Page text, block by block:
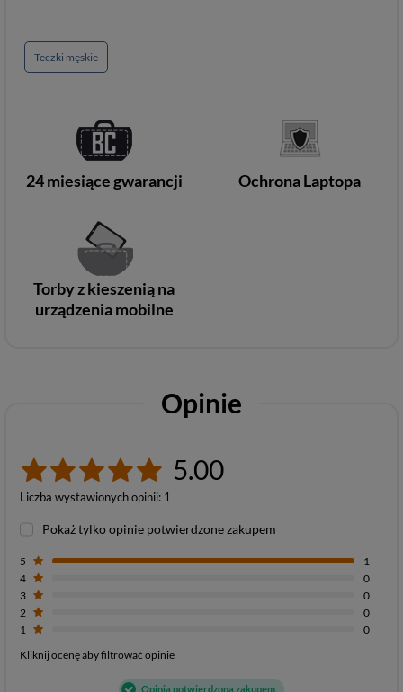
Teczki męskie
24 miesiące gwarancji Ochrona Laptopa
Torby z kieszenią na
urządzenia mobilne
Opinie
5.00
Liczba wystawionych opinii: 1
Pokaż tylko opinie potwierdzone zakupem
5
1
4
0
3
0
2
0
1
0
Kliknij ocenę aby filtrować opinie
Opinia potwierdzona zakupem